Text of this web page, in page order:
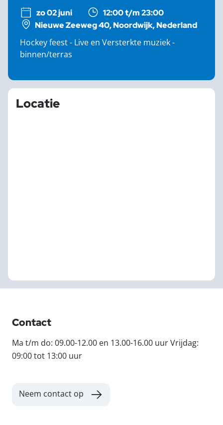
zo 02 juni
12:00 t/m 23:00
Nieuwe Zeeweg 40, Noordwijk, Nederland
Hockey feest - Live en Versterkte muziek -
binnen/terras
Locatie
Contact
Ma t/m do: 09.00-12.00 en 13.00-16.00 uur Vrijdag:
09:00 tot 13:00 uur
Neem contact op